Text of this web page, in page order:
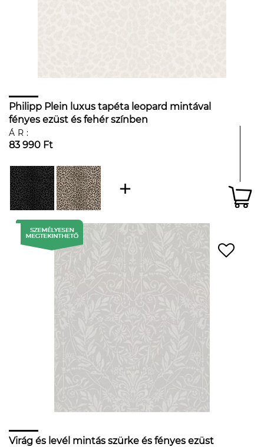
Philipp Plein luxus tapéta leopard mintával
fényes ezüst és fehér színben
ÁR:
83 990 Ft
Virág és levél mintás szürke és fényes ezüst